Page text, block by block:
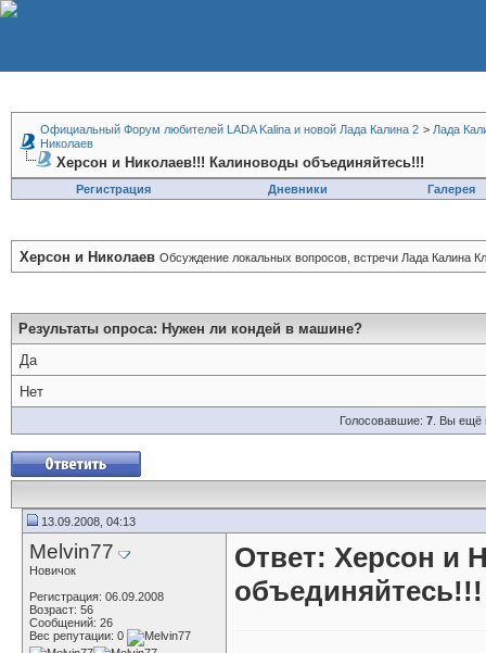
Официальный Форум любителей LADA Kalina и новой Лада Калина 2 > Лада
Николаев
Херсон и Николаев!!! Калиноводы объединяйтесь!!!
Регистрация Дневники Галерея
Херсон и Николаев Обсуждение локальных вопросов, встречи Лада Калина
Результаты опроса: Нужен ли кондей в машине?
Да
Нет
Голосовавшие: 7 . Вы ещё
13.09.2008, 04:13
Melvin77
Новичок
Регистрация: 06.09.2008
Возраст: 56
Сообщений: 26
Вес репутации: 0
Ответ: Херсон и
объединяйтесь!!!